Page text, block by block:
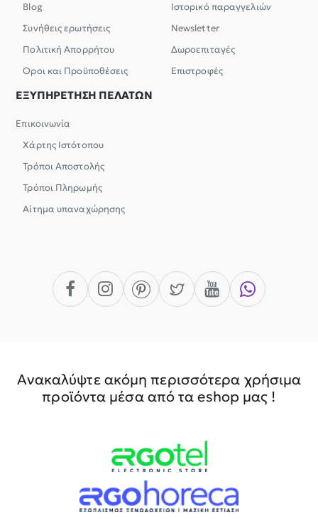
Blog
Συνήθεις ερωτήσεις
Πολιτική Απορρήτου
Όροι και Προϋποθέσεις
Ιστορικό παραγγελιών
Newsletter
Δωροεπιταγές
Επιστροφές
ΕΞΥΠΗΡΕΤΗΣΗ ΠΕΛΑΤΩΝ
Επικοινωνία
Χάρτης Ιστότοπου
Τρόποι Αποστολής
Τρόποι Πληρωμής
Αίτημα υπαναχώρησης
Ανακαλύψτε ακόμη περισσότερα χρήσιμα
προϊόντα μέσα από τα eshop μας !